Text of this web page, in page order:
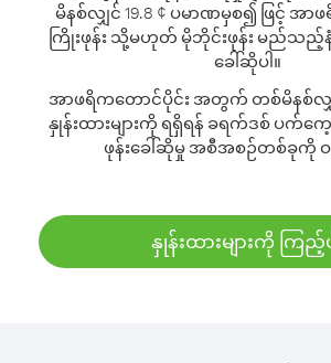
မိနစ်လျှင် 19.8 ¢ ပမာဏမှစ၍ ဖြင့် အာ
ကြိုးဖုန်း သို့မဟုတ် မိုဘိုင်းဖုန်း မည်သည့်
ခေါ်ဆိုပါ။
အာဖရိကတောင်ပိုင်း အတွက် တစ်မိနစ်လ
နှုန်းထားများကို ရရှိရန် ခရက်ဒစ် ပက်က
ဖုန်းခေါ်ဆိုမှု အစီအစဉ်တစ်ခုကို
နှုန်းထားများကို ကြည့်ပ